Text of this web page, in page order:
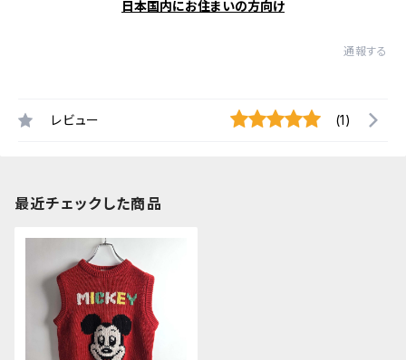
日本国内にお住まいの方向け
通報する
レビュー (1)
最近チェックした商品